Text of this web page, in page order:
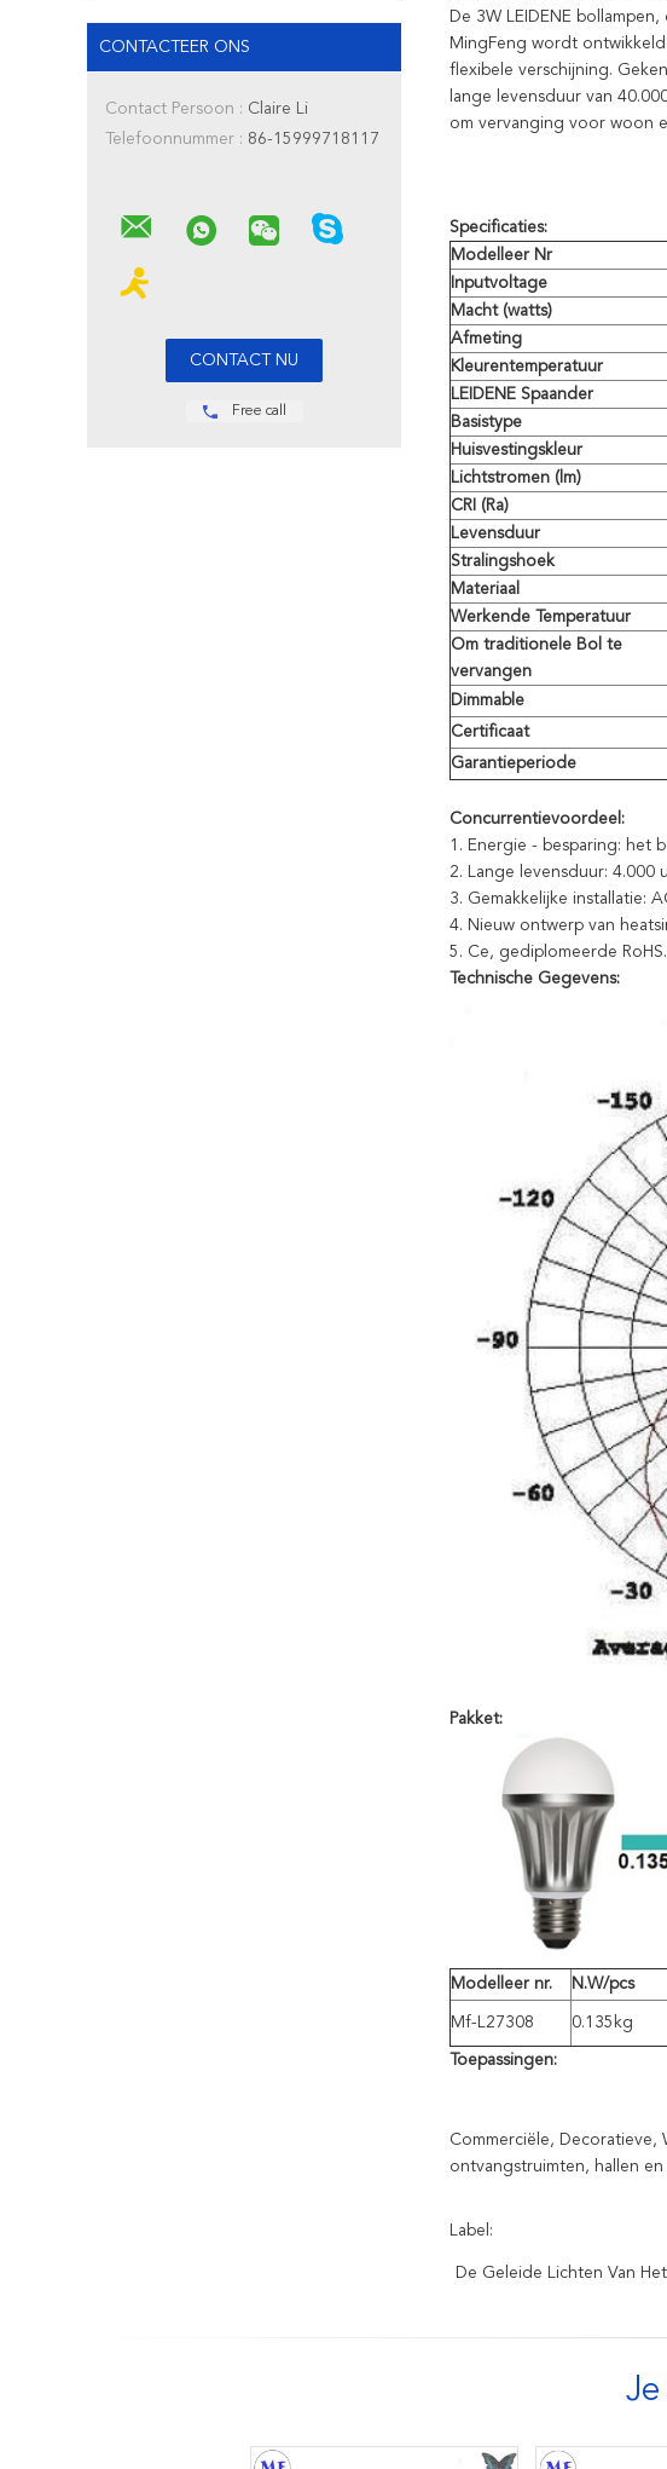
CONTACTEER ONS
Contact Persoon : Claire Li
Telefoonnummer : 86-15999718117
Free call
De 3W LEIDENE
MingFeng wordt
flexibele verschijning.
lange levensduur van
om vervanging voor woon
Specificaties:
Modelleer Nr
Inputvoltage
Macht (watts)
Afmeting
Kleurentemperatuur
LEIDENE Spaander
Basistype
Huisvestingskleur
Lichtstromen (lm)
CRI (Ra)
Levensduur
Stralingshoek
Materiaal
Werkende Temperatuur
Om traditionele Bol te
vervangen
Dimmable
Certificaat
Garantieperiode
Concurrentievoordeel:
1. Energie - besparing: het
2. Lange levensduur: 4.000
3. Gemakkelijke installatie:
4. Nieuw ontwerp van
5. Ce, gediplomeerde RoHS.
Technische Gegevens:
Pakket:
Modelleer nr. N.W/pcs
Mf-L27308 0.135kg
Toepassingen:
Commerciële, Decoratieve,
ontvangstruimten, hallen
Label:
De Geleide Lichten Van
Je